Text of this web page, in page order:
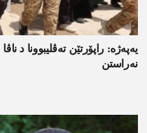
یەپەژە: راپۆرتێن تەڤلیبوونا د
نەراستن